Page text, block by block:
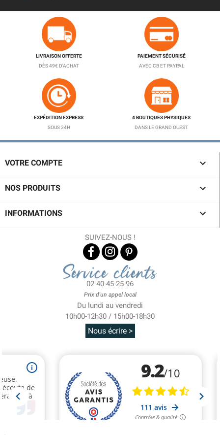
LIVRAISON OFFERTE
DÈS 49€ D'ACHAT
PAIEMENT SÉCURISÉ
AVEC CB ET PAYPAL
EXPÉDITION EXPRESS
SOUS 24H
4 BOUTIQUES PHYSIQUES
DANS LE GRAND OUEST
VOTRE COMPTE 
NOS PRODUITS 
INFORMATIONS 
SUIVEZ-NOUS !
Service clients
02-40-45-25-96
Prix d'un appel local
Du lundi au vendredi
10h00-12h30 / 15h00-18h30
Nous écrire >